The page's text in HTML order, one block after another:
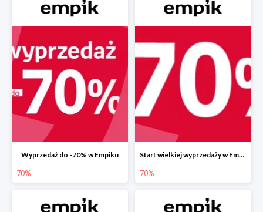
Wyprzedaż do -70% w Empiku
70%
Start wielkiej wyprzedaży w Empiku do -70%
70%